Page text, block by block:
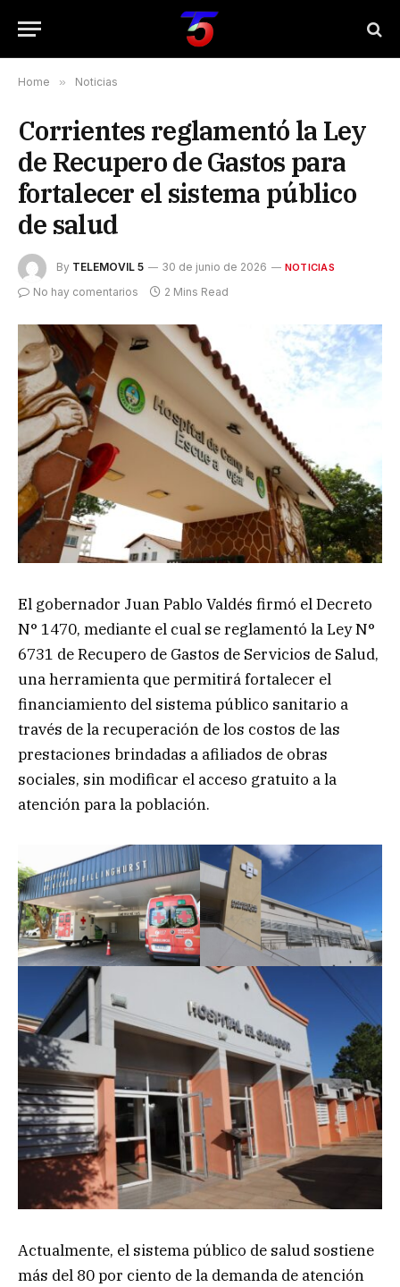
Home » Noticias
Corrientes reglamentó la Ley
de Recupero de Gastos para
fortalecer el sistema público
de salud
By TELEMOVIL 5 30 de junio de 2026 NOTICIAS
No hay comentarios 2 Mins Read
El gobernador Juan Pablo Valdés firmó el Decreto
N° 1470, mediante el cual se reglamentó la Ley N°
6731 de Recupero de Gastos de Servicios de Salud,
una herramienta que permitirá fortalecer el
financiamiento del sistema público sanitario a
través de la recuperación de los costos de las
prestaciones brindadas a afiliados de obras
sociales, sin modificar el acceso gratuito a la
atención para la población.
Actualmente, el sistema público de salud sostiene
más del 80 por ciento de la demanda de atención